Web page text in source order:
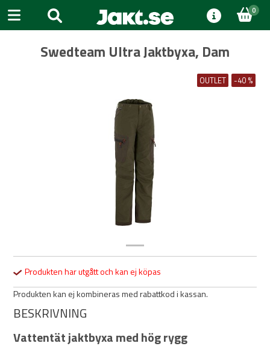
0
Swedteam Ultra Jaktbyxa, Dam
OUTLET -40 %
Produkten har utgått och kan ej köpas
Produkten kan ej kombineras med rabattkod i kassan.
BESKRIVNING
Vattentät jaktbyxa med hög rygg